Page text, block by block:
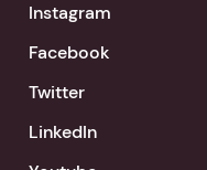
Instagram
Facebook
Twitter
LinkedIn